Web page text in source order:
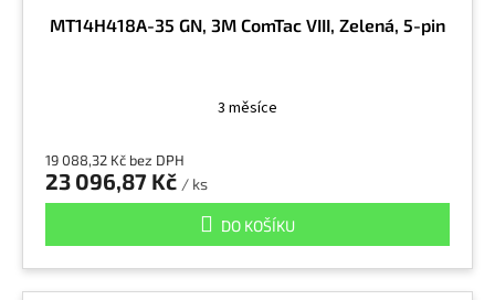
MT14H418A-35 GN, 3M ComTac VIII, Zelená, 5-pin
3 měsíce
19 088,32 Kč bez DPH
23 096,87 Kč / ks
DO KOŠÍKU